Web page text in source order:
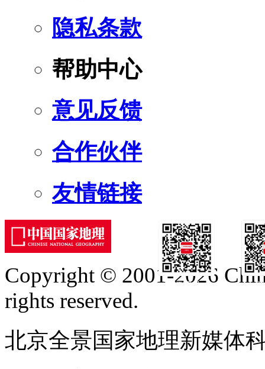
隐私条款
帮助中心
意见反馈
合作伙伴
友情链接
订阅号
Copyright © 2001-2026
rights reserved.
北京全景国家地理新媒体